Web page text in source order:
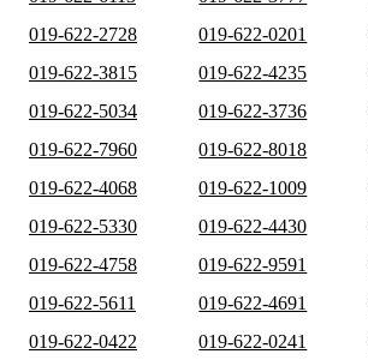
019-622-2728
019-622-0201
019-622-3815
019-622-4235
019-622-5034
019-622-3736
019-622-7960
019-622-8018
019-622-4068
019-622-1009
019-622-5330
019-622-4430
019-622-4758
019-622-9591
019-622-5611
019-622-4691
019-622-0422
019-622-0241